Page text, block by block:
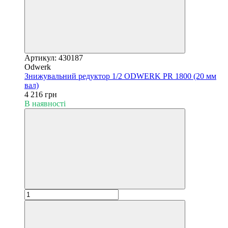
Артикул: 430187
Odwerk
Знижувальний редуктор 1/2 ODWERK PR 1800 (20 мм
вал)
4 216 грн
В наявності